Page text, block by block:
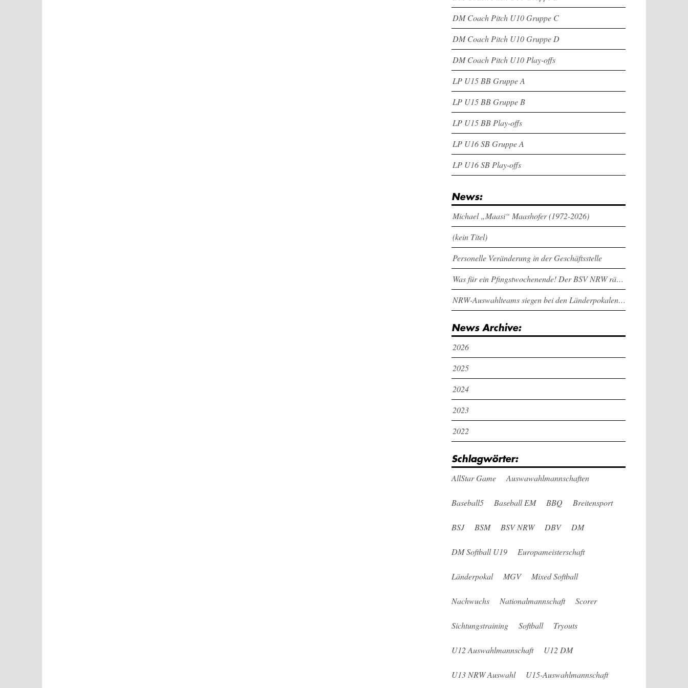
DM Coach Pitch U10 Gruppe C
DM Coach Pitch U10 Gruppe D
DM Coach Pitch U10 Play-offs
LP U15 BB Gruppe A
LP U15 BB Gruppe B
LP U15 BB Play-offs
LP U16 SB Gruppe A
LP U16 SB Play-offs
News:
Michael „Maasi“ Maashofer (1972-2026)
(kein Titel)
Personelle Veränderung in der Geschäftsstelle
Was für ein Pfingstwochenende! Der BSV NRW räumt bei den Länderpokalen ab
NRW-Auswahlteams siegen bei den Länderpokalen und dem Deutschlandcup an Pfingsten
News Archive:
2026
2025
2024
2023
2022
Schlagwörter:
AllStar Game Auswawahlmannschaften
Baseball5 Baseball EM BBQ Breitensport
BSJ BSM BSV NRW DBV DM
DM Softball U19 Europameisterschaft
Länderpokal MGV Mixed Softball
Nachwuchs Nationalmannschaft Scorer
Sichtungstraining Softball Tryouts
U12 Auswahlmannschaft U12 DM
U13 NRW Auswahl U15-Auswahlmannschaft